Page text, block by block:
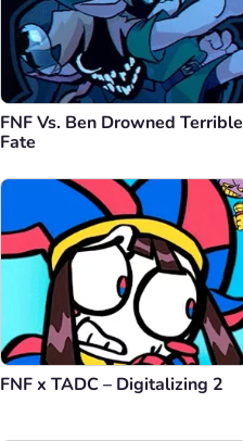
FNF Vs. Ben Drowned Terrible
Fate
FNF x TADC – Digitalizing 2